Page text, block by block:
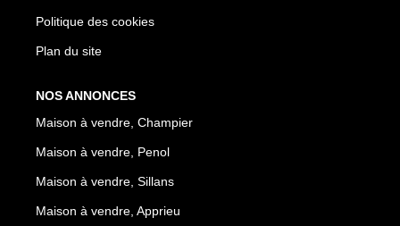
Politique des cookies
Plan du site
NOS ANNONCES
Maison à vendre, Champier
Maison à vendre, Penol
Maison à vendre, Sillans
Maison à vendre, Apprieu